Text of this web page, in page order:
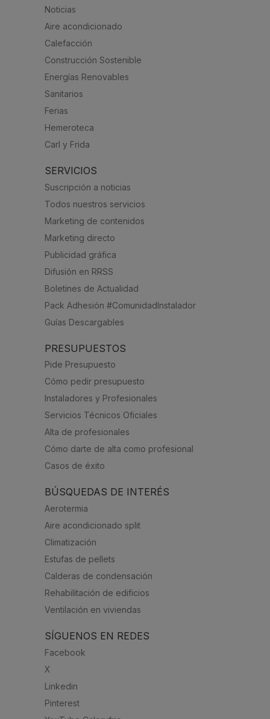
Noticias
Aire acondicionado
Calefacción
Construcción Sostenible
Energías Renovables
Sanitarios
Ferias
Hemeroteca
Carl y Frida
SERVICIOS
Suscripción a noticias
Todos nuestros servicios
Marketing de contenidos
Marketing directo
Publicidad gráfica
Difusión en RRSS
Boletines de Actualidad
Pack Adhesión #ComunidadInstalador
Guías Descargables
PRESUPUESTOS
Pide Presupuesto
Cómo pedir presupuesto
Instaladores y Profesionales
Servicios Técnicos Oficiales
Alta de profesionales
Cómo darte de alta como profesional
Casos de éxito
BÚSQUEDAS DE INTERÉS
Aerotermia
Aire acondicionado split
Climatización
Estufas de pellets
Calderas de condensación
Rehabilitación de edificios
Ventilación en viviendas
SÍGUENOS EN REDES
Facebook
X
Linkedin
Pinterest